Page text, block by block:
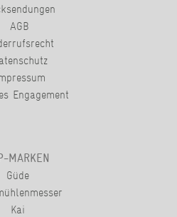
AGB
Engagement
MARKEN
Güde
Kai